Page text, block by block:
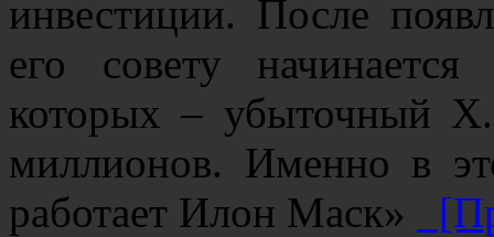
инвестиции. После
его совету
которых – убыточный
миллионов. Именно в
работает Илон Маск»